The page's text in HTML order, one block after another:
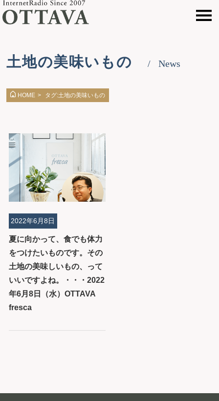
土地の美味いもの News
HOME > タグ:土地の美味いもの
夏に向かって、食でも体力
をつけたいものです。その
土地の美味しいもの、って
いいですよね。・・・2022
年6月8日（水）OTTAVA
fresca
2022年6月8日